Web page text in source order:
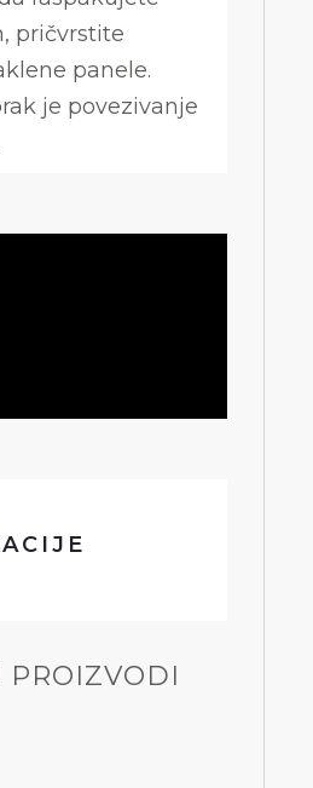
pričvrstite
panele.
je povezivanje
PROIZVODI